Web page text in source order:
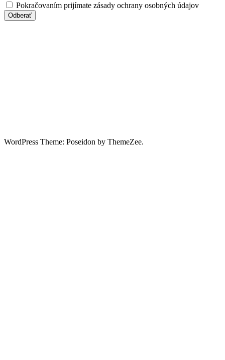
Pokračovaním prijímate zásady ochrany osobných údajov
WordPress Theme: Poseidon by ThemeZee.